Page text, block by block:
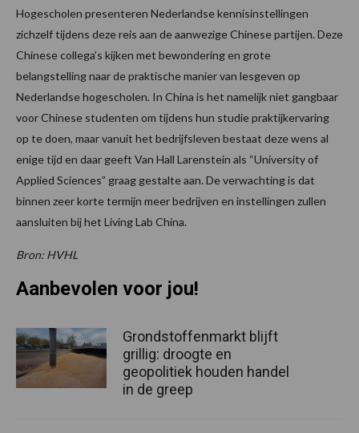
Hogescholen presenteren Nederlandse kennisinstellingen
zichzelf tijdens deze reis aan de aanwezige Chinese partijen. Deze
Chinese collega’s kijken met bewondering en grote
belangstelling naar de praktische manier van lesgeven op
Nederlandse hogescholen. In China is het namelijk niet gangbaar
voor Chinese studenten om tijdens hun studie praktijkervaring
op te doen, maar vanuit het bedrijfsleven bestaat deze wens al
enige tijd en daar geeft Van Hall Larenstein als “University of
Applied Sciences” graag gestalte aan. De verwachting is dat
binnen zeer korte termijn meer bedrijven en instellingen zullen
aansluiten bij het Living Lab China.
Bron: HVHL
Aanbevolen voor jou!
Grondstoffenmarkt blijft
grillig: droogte en
geopolitiek houden handel
in de greep